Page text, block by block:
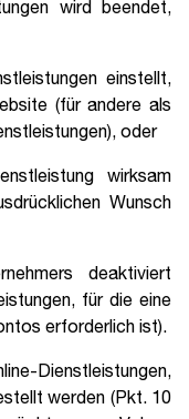
wird beendet,
einstellt,
(für andere als
oder
wirksam
Wunsch
deaktiviert
für die eine
erforderlich ist).
Dienstleistungen,
werden (Pkt. 10